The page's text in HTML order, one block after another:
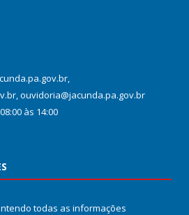
ouvidoria@jacunda.pa.gov.br
às 14:00
todas as informações